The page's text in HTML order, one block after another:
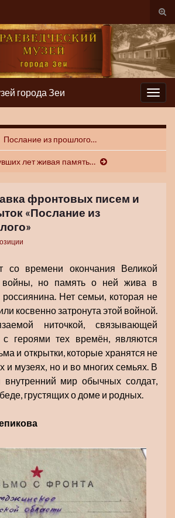
Вкл/
Вкл/
выкл
города Зеи
Послание из прошлого…
лет живая память…
фронтовых писем и
«Послание из
времени окончания Великой
войны, но память о ней жива в
Нет семьи, которая не
косвенно затронута этой войной.
ниточкой, связывающей
с героями тех времён, являются
и открытки, которые хранятся не
и музеях, но и во многих семьях. В
внутренний мир обычных солдат,
грустящих о доме и родных.